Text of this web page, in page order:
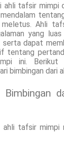
ahli tafsir mimpi
Ahli
yang
dapat
tentang
ini. Berikut
bimbingan dari
ahli tafsir mimpi